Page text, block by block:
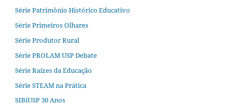
Série Patrimônio Histórico Educativo
Série Primeiros Olhares
Série Produtor Rural
Série PROLAM USP Debate
Série Raízes da Educação
Série STEAM na Prática
SIBiUSP 30 Anos